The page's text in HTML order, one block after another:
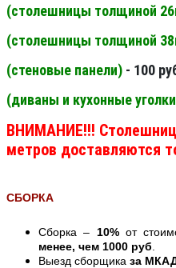
(столешницы толщиной
(столешницы толщиной
(стеновые панели) - 100
(диваны и кухонные
ВНИМАНИЕ!!!
метров доставляются
СБОРКА
Сборка – 10%от
менее, чем 1000 руб
Выезд сборщика за